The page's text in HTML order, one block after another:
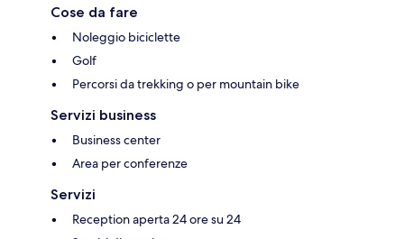
Cose da fare
Noleggio biciclette
Golf
Percorsi da trekking o per mountain bike
Servizi business
Business center
Area per conferenze
Servizi
Reception aperta 24 ore su 24